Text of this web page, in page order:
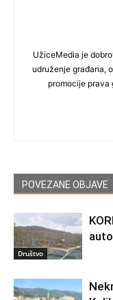
UžiceMedia je
udruženje građana,
promocije prava
POVEZANE OBJAVE
Društvo